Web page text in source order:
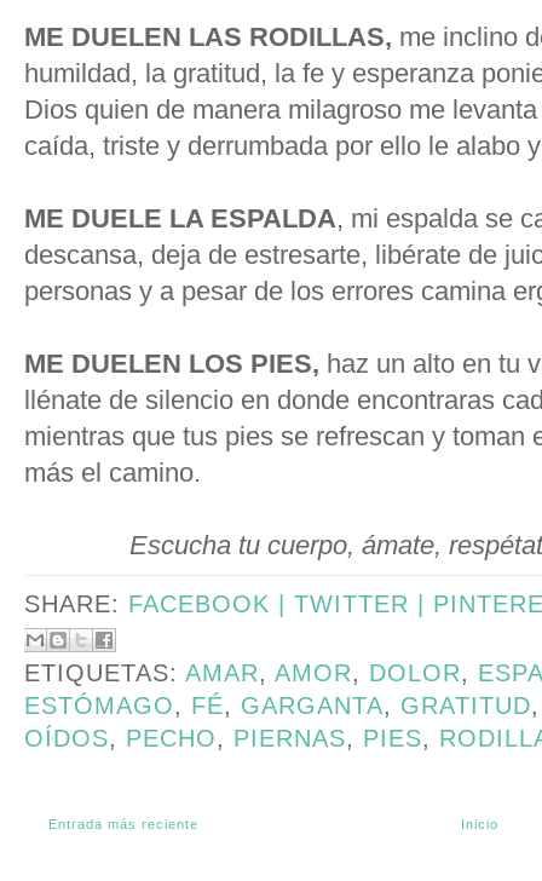
ME DUELEN LAS RODILLAS, me inclino
humildad, la gratitud, la fe y esperanza
Dios quien de manera milagroso me
caída, triste y derrumbada por ello le alabo
ME DUELE LA ESPALDA, mi espalda se
descansa, deja de estresarte, libérate de
personas y a pesar de los errores camina
ME DUELEN LOS PIES, haz un alto en tu
llénate de silencio en donde encontraras
mientras que tus pies se refrescan y toman
más el camino.
Escucha tu cuerpo, ámate,
SHARE: FACEBOOK | TWITTER |
ETIQUETAS: AMAR, AMOR, DOLOR,
ESTÓMAGO, FÉ, GARGANTA, GRATITUD
OÍDOS, PECHO, PIERNAS, PIES,
Entrada más reciente Inicio